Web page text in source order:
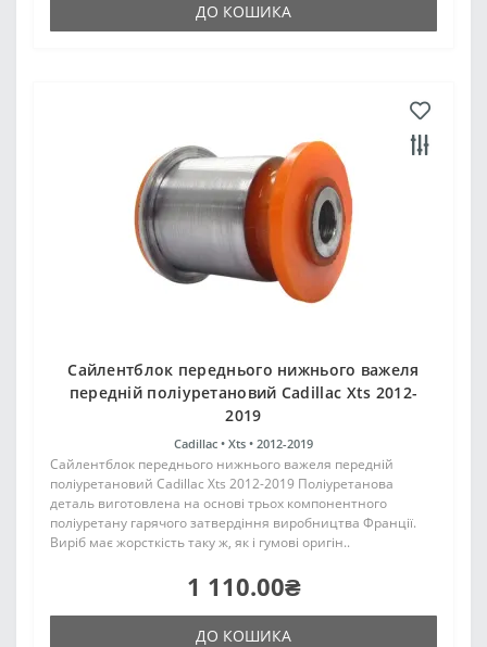
ДО КОШИКА
Сайлентблок переднього нижнього важеля
передній поліуретановий Cadillac Xts 2012-
2019
Cadillac • Xts • 2012-2019
Сайлентблок переднього нижнього важеля передній
поліуретановий Cadillac Xts 2012-2019 Поліуретанова
деталь виготовлена на основі трьох компонентного
поліуретану гарячого затвердіння виробництва Франції.
Виріб має жорсткість таку ж, як і гумові оригін..
1 110.00₴
ДО КОШИКА